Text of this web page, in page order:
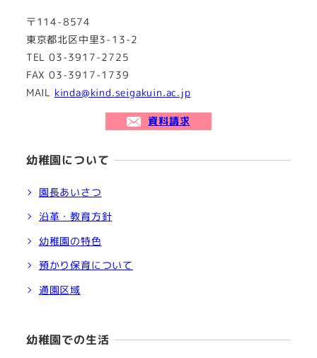
〒114-8574
東京都北区中里3-13-2
TEL 03-3917-2725
FAX 03-3917-1739
MAIL kinda@kind.seigakuin.ac.jp
資料請求
幼稚園について
園長あいさつ
沿革・教育方針
幼稚園の特色
預かり保育について
通園区域
幼稚園での生活